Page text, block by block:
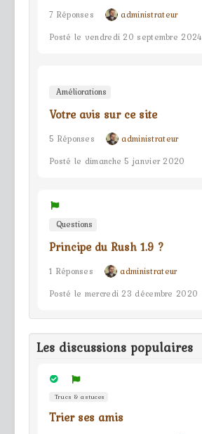
7 Réponses
administrateur
Posté le vendredi 20 septembre 2024
Améliorations
Votre avis sur ce site
5 Réponses
administrateur
Posté le dimanche 5 janvier 2020
Questions
Principe du Rush 1.9 ?
1 Réponses
administrateur
Posté le mercredi 23 décembre 2020
Les discussions populaires
Trucs & astuces
Trier ses amis